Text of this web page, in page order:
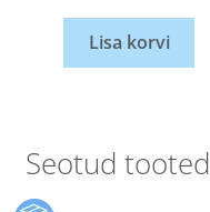
Lisa korvi
Seotud tooted